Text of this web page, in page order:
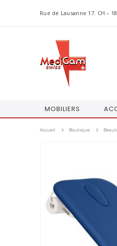
Rue de Lausanne 17. CH –
MOBILIERS
Accueil Boutique